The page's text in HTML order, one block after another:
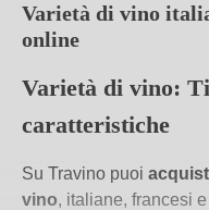
Varietà di vino
online
Varietà di vino:
caratteristiche
Su Travino puoi
vino, italiane, francesi